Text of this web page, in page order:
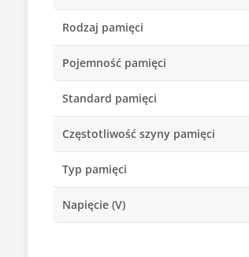
Rodzaj pamięci
Pojemność pamięci
Standard pamięci
Częstotliwość szyny pamięci
Typ pamięci
Napięcie (V)